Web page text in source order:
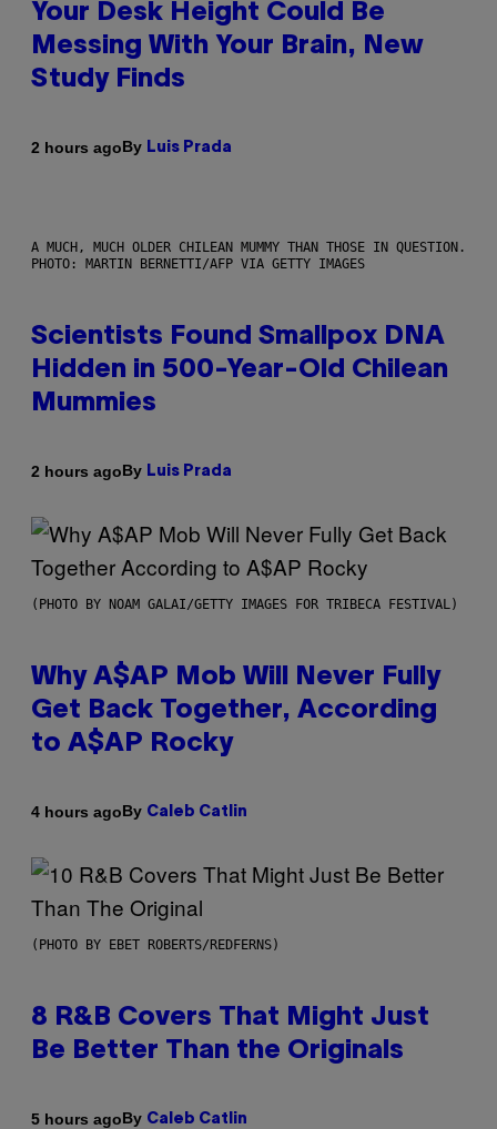
Your Desk Height Could Be
Messing With Your Brain, New
Study Finds
2 hours agoBy Luis Prada
A MUCH, MUCH OLDER CHILEAN MUMMY THAN THOSE IN QUESTION.
PHOTO: MARTIN BERNETTI/AFP VIA GETTY IMAGES
Scientists Found Smallpox DNA
Hidden in 500-Year-Old Chilean
Mummies
2 hours agoBy Luis Prada
(PHOTO BY NOAM GALAI/GETTY IMAGES FOR TRIBECA FESTIVAL)
Why A$AP Mob Will Never Fully
Get Back Together, According
to A$AP Rocky
4 hours agoBy Caleb Catlin
(PHOTO BY EBET ROBERTS/REDFERNS)
8 R&B Covers That Might Just
Be Better Than the Originals
5 hours agoBy Caleb Catlin